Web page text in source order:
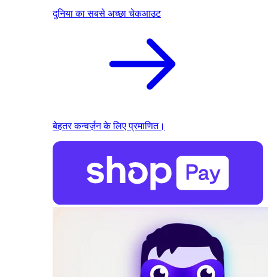
दुनिया का सबसे अच्छा चेकआउट
बेहतर कन्वर्ज़न के लिए प्रमाणित।